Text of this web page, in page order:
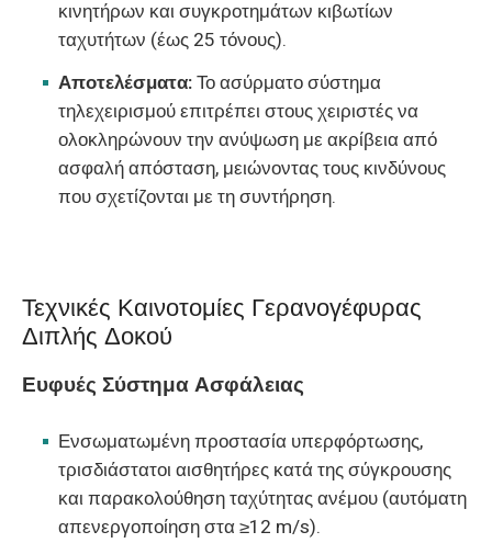
κινητήρων και συγκροτημάτων κιβωτίων
ταχυτήτων (έως 25 τόνους).
Αποτελέσματα:Το ασύρματο σύστημα
τηλεχειρισμού επιτρέπει στους χειριστές να
ολοκληρώνουν την ανύψωση με ακρίβεια από
ασφαλή απόσταση, μειώνοντας τους κινδύνους
που σχετίζονται με τη συντήρηση.
Τεχνικές Καινοτομίες Γερανογέφυρας
Διπλής Δοκού
Ευφυές Σύστημα Ασφάλειας
Ενσωματωμένη προστασία υπερφόρτωσης,
τρισδιάστατοι αισθητήρες κατά της σύγκρουσης
και παρακολούθηση ταχύτητας ανέμου (αυτόματη
απενεργοποίηση στα ≥12 m/s).